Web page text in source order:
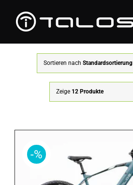
Inhalt
springen
Sortieren nach Standardsortierung
Zeige 12 Produkte
-%